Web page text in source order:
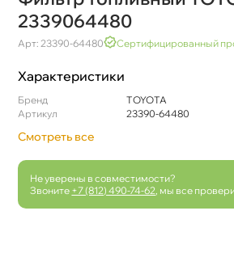
2339064480
Арт: 23390-64480 Сертифицированный
Характеристики
Бренд
TOYOTA
Артикул
23390-64480
Смотреть все
Не уверены в совместимости?
Звоните +7 (812) 490-74-62 , мы все